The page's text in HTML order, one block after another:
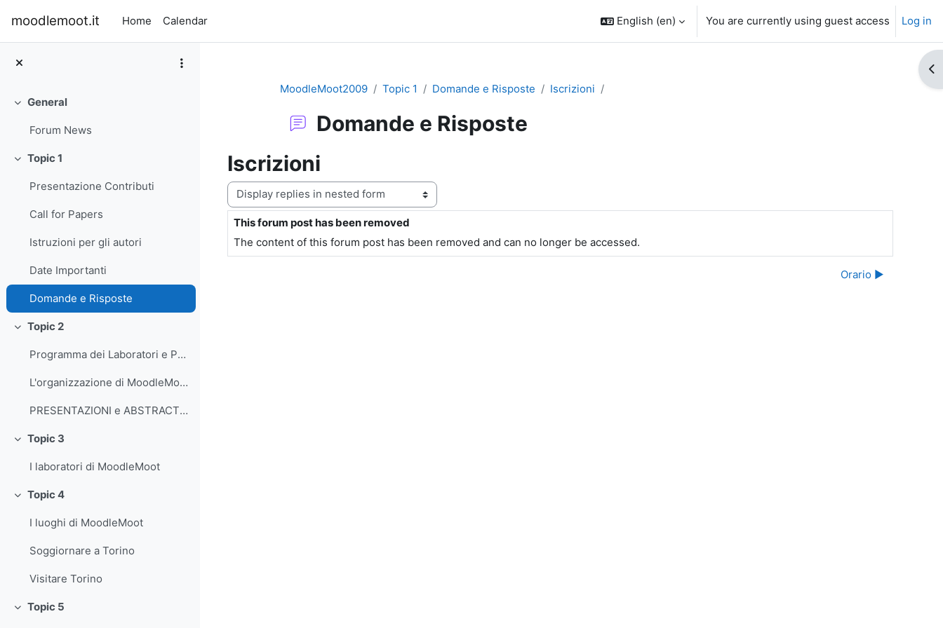
moodlemoot.it Home Calendar English ‎(en)‎ You are currently using guest access Log in
Collapse
General
Forum News
Collapse
Topic 1
Presentazione Contributi
Call for Papers
Istruzioni per gli autori
Date Importanti
Domande e Risposte
Collapse
Topic 2
Programma dei Laboratori e Programma delle Presentazioni (Ultimo aggiornamento 29/4)
L'organizzazione di MoodleMoot
PRESENTAZIONI e ABSTRACT FINALI
Collapse
Topic 3
I laboratori di MoodleMoot
Collapse
Topic 4
I luoghi di MoodleMoot
Soggiornare a Torino
Visitare Torino
Collapse
Topic 5
MoodleMoot2009
Topic 1 Domande e Risposte Iscrizioni
Domande e Risposte
Iscrizioni
Display mode
This forum post has been removed
Number of replies: 0
The content of this forum post has been removed and can no longer be accessed.
Orario ▶︎